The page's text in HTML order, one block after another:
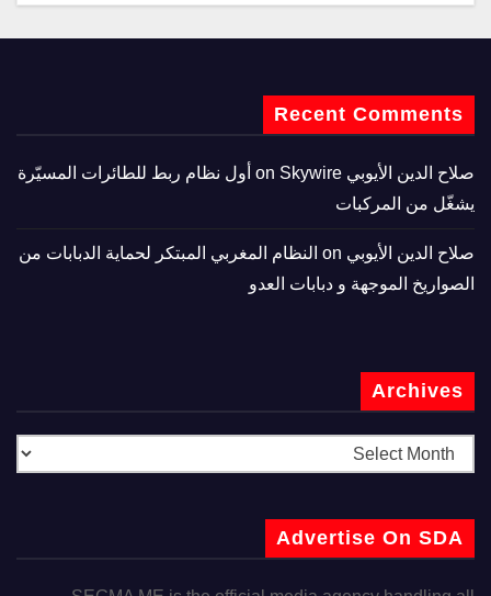
Recent Comments
صلاح الدين الأيوبي
Skywire أول نظام ربط للطائرات المسيّرة
يشغّل من المركبات
صلاح الدين الأيوبي
النظام المغربي المبتكر لحماية الدبابات من
الصواريخ الموجهة و دبابات العدو
Archives
Advertise On SDA